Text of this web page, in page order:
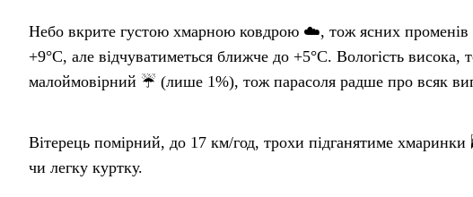
Небо вкрите густою хмарною ковдрою ☁️, тож ясних променів
+9°C, але відчуватиметься ближче до +5°C. Вологість
малоймовірний ☔ (лише 1%), тож парасоля радше про всяк
Вітерець помірний, до 17 км/год, трохи підганятиме
чи легку куртку.